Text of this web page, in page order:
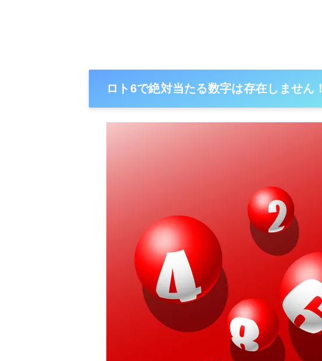
ロト6で絶対当たる数字は存在しません！